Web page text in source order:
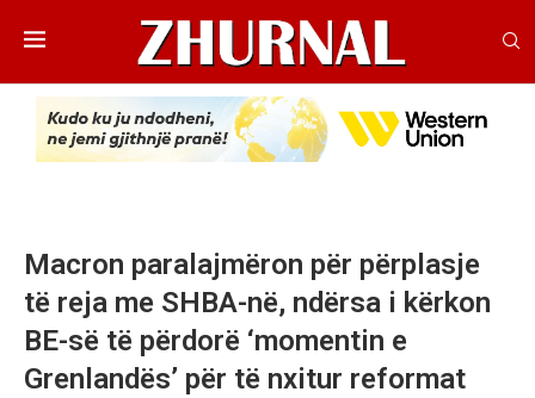
Macron paralajmëron për përplasje
të reja me SHBA-në, ndërsa i kërkon
BE-së të përdorë ‘momentin e
Grenlandës’ për të nxitur reformat